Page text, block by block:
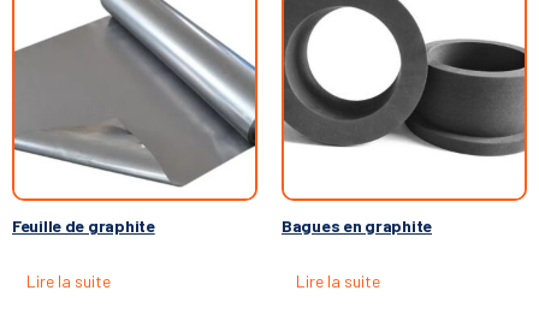
Feuille de graphite
Lire la suite
Bagues en graphite
Lire la suite